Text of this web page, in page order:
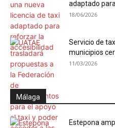
adaptado
18/06/2026
Servicio de
municipios
11/03/2026
Málaga
Estepona